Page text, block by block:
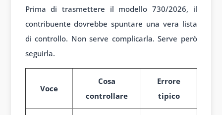
Prima di trasmettere il modello 730/2026, il
contribuente dovrebbe spuntare una vera lista
di controllo. Non serve complicarla. Serve però
seguirla.
Voce
Cosa
controllare
Errore
tipico